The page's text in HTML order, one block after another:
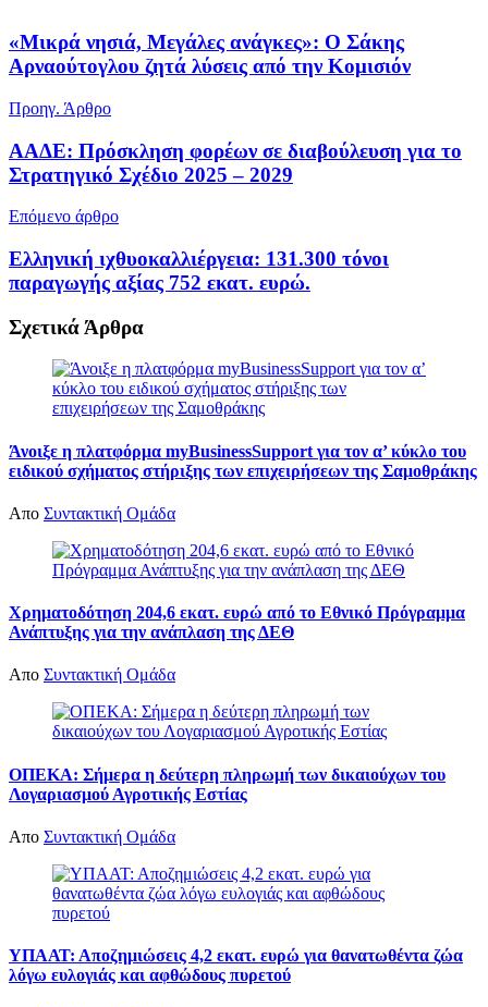
«Μικρά νησιά, Μεγάλες ανάγκες»: Ο Σάκης
Αρναούτογλου ζητά λύσεις από την Κομισιόν
Προηγ. Άρθρο
ΑΑΔΕ: Πρόσκληση φορέων σε διαβούλευση για το
Στρατηγικό Σχέδιο 2025 – 2029
Επόμενο άρθρο
Ελληνική ιχθυοκαλλιέργεια: 131.300 τόνοι
παραγωγής αξίας 752 εκατ. ευρώ.
Σχετικά Άρθρα
Άνοιξε η πλατφόρμα myBusinessSupport για τον α’ κύκλο του
ειδικού σχήματος στήριξης των επιχειρήσεων της Σαμοθράκης
Απο Συντακτική Ομάδα
Χρηματοδότηση 204,6 εκατ. ευρώ από το Εθνικό Πρόγραμμα
Ανάπτυξης για την ανάπλαση της ΔΕΘ
Απο Συντακτική Ομάδα
ΟΠΕΚΑ: Σήμερα η δεύτερη πληρωμή των δικαιούχων του
Λογαριασμού Αγροτικής Εστίας
Απο Συντακτική Ομάδα
ΥΠΑΑΤ: Αποζημιώσεις 4,2 εκατ. ευρώ για θανατωθέντα ζώα
λόγω ευλογιάς και αφθώδους πυρετού